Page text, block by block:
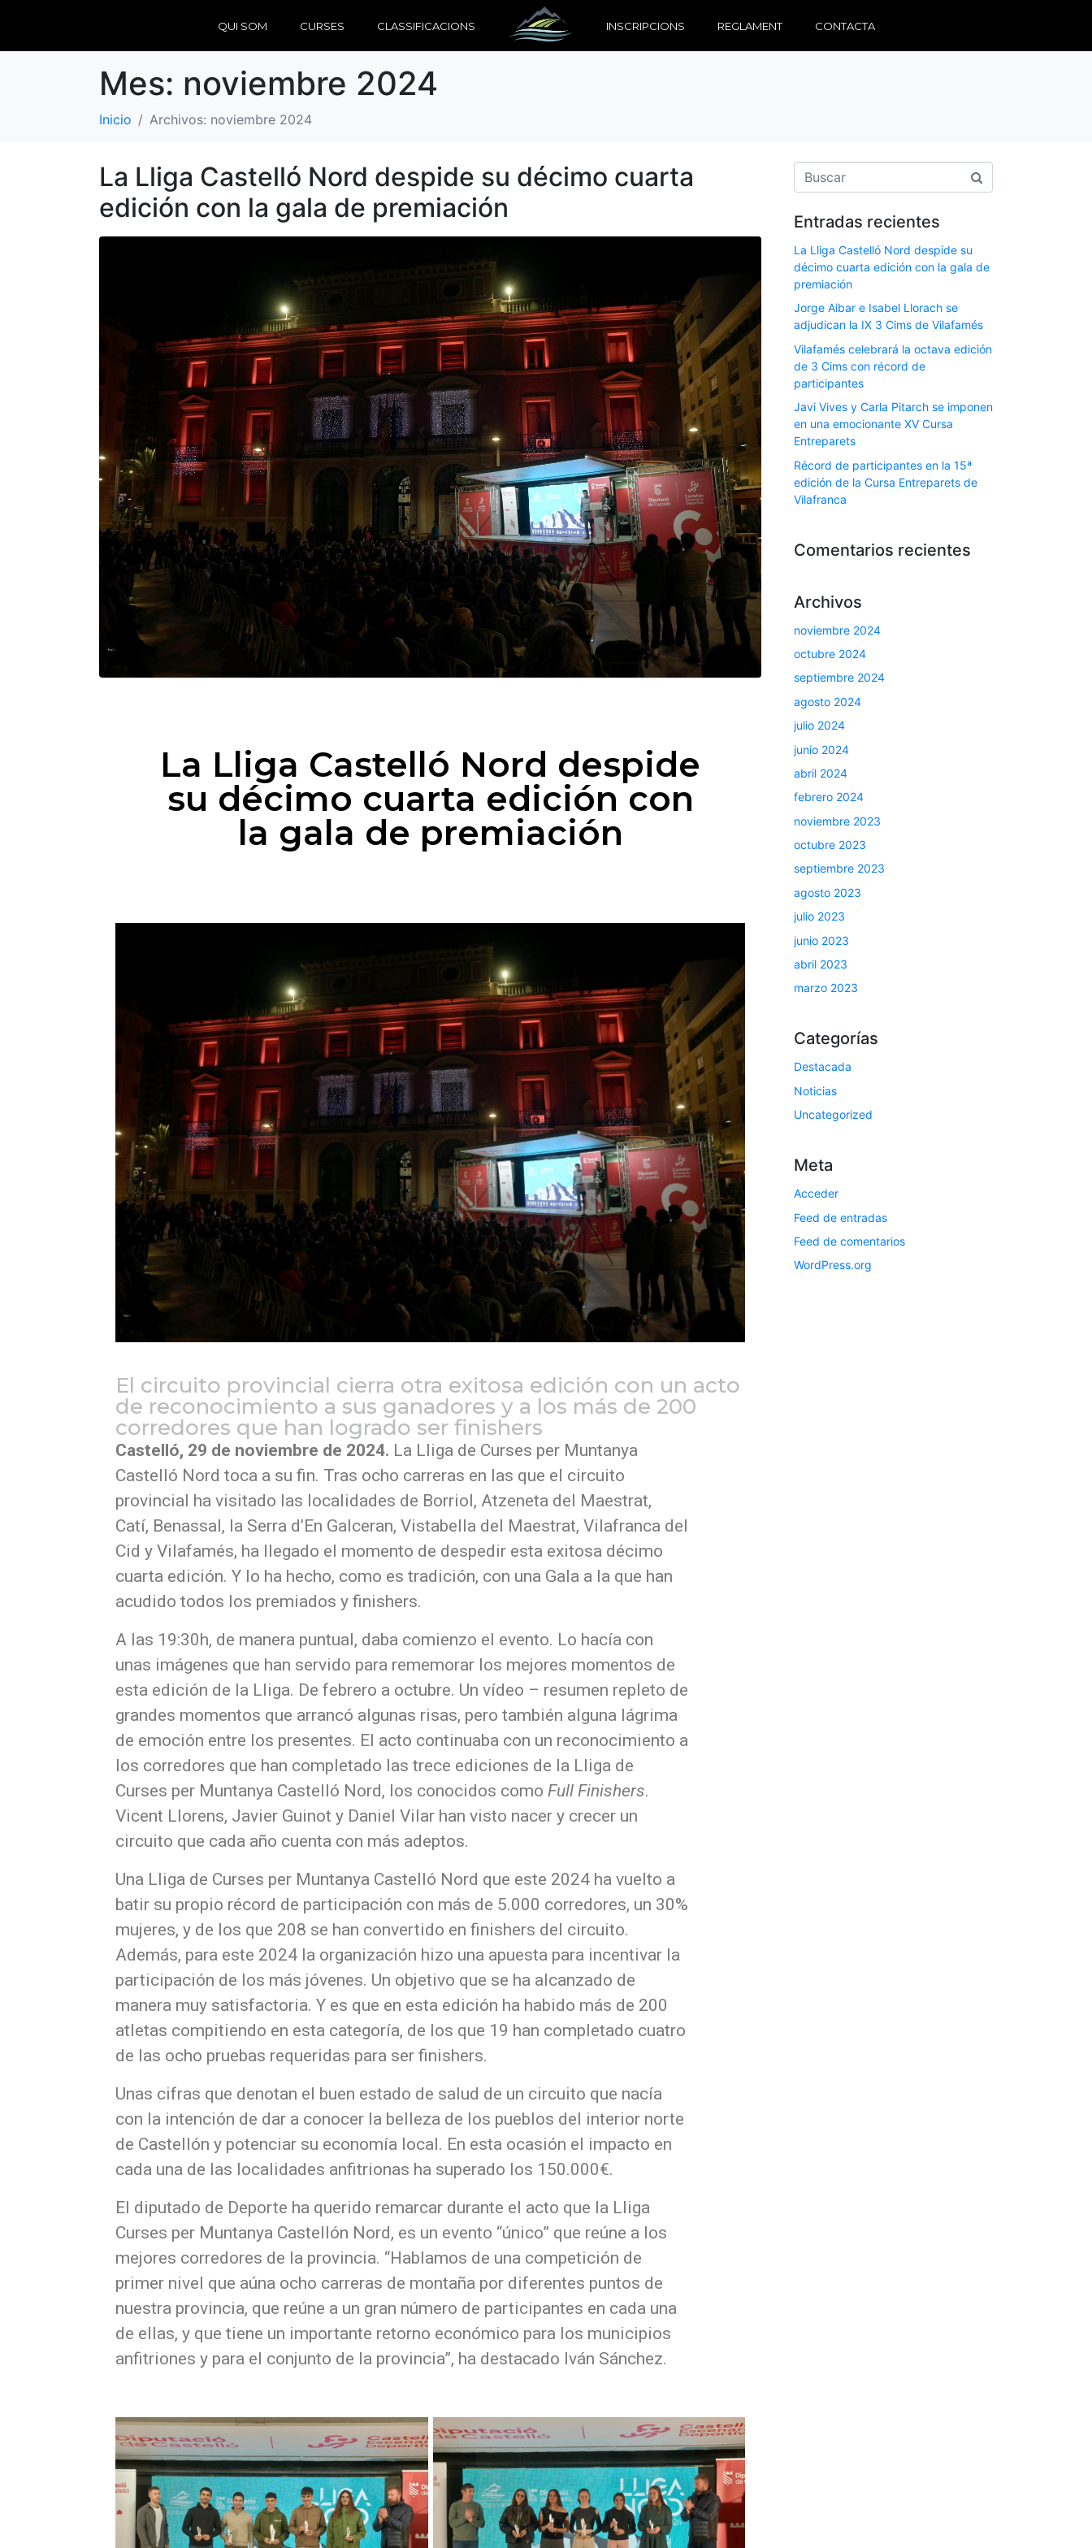
QUI SOM CURSES CLASSIFICACIONS INSCRIPCIONS REGLAMENT CONTACTA
Mes: noviembre 2024
Inicio Archivos: noviembre 2024
La Lliga Castelló Nord despide su décimo cuarta
edición con la gala de premiación
La Lliga Castelló Nord despide
su décimo cuarta edición con
la gala de premiación
El circuito provincial cierra otra exitosa edición con un acto
de reconocimiento a sus ganadores y a los más de 200
corredores que han logrado ser finishers
Castelló, 29 de noviembre de 2024. La Lliga de Curses per Muntanya
Castelló Nord toca a su fin. Tras ocho carreras en las que el circuito
provincial ha visitado las localidades de Borriol, Atzeneta del Maestrat,
Catí, Benassal, la Serra d’En Galceran, Vistabella del Maestrat, Vilafranca del
Cid y Vilafamés, ha llegado el momento de despedir esta exitosa décimo
cuarta edición. Y lo ha hecho, como es tradición, con una Gala a la que han
acudido todos los premiados y finishers.
A las 19:30h, de manera puntual, daba comienzo el evento. Lo hacía con
unas imágenes que han servido para rememorar los mejores momentos de
esta edición de la Lliga. De febrero a octubre. Un vídeo – resumen repleto de
grandes momentos que arrancó algunas risas, pero también alguna lágrima
de emoción entre los presentes. El acto continuaba con un reconocimiento a
los corredores que han completado las trece ediciones de la Lliga de
Curses per Muntanya Castelló Nord, los conocidos como Full Finishers.
Vicent Llorens, Javier Guinot y Daniel Vilar han visto nacer y crecer un
circuito que cada año cuenta con más adeptos.
Una Lliga de Curses per Muntanya Castelló Nord que este 2024 ha vuelto a
batir su propio récord de participación con más de 5.000 corredores, un 30%
mujeres, y de los que 208 se han convertido en finishers del circuito.
Además, para este 2024 la organización hizo una apuesta para incentivar la
participación de los más jóvenes. Un objetivo que se ha alcanzado de
manera muy satisfactoria. Y es que en esta edición ha habido más de 200
atletas compitiendo en esta categoría, de los que 19 han completado cuatro
de las ocho pruebas requeridas para ser finishers.
Unas cifras que denotan el buen estado de salud de un circuito que nacía
con la intención de dar a conocer la belleza de los pueblos del interior norte
de Castellón y potenciar su economía local. En esta ocasión el impacto en
cada una de las localidades anfitrionas ha superado los 150.000€.
El diputado de Deporte ha querido remarcar durante el acto que la Lliga
Curses per Muntanya Castellón Nord, es un evento “único” que reúne a los
mejores corredores de la provincia. “Hablamos de una competición de
primer nivel que aúna ocho carreras de montaña por diferentes puntos de
nuestra provincia, que reúne a un gran número de participantes en cada una
de ellas, y que tiene un importante retorno económico para los municipios
anfitriones y para el conjunto de la provincia”, ha destacado Iván Sánchez.
Entradas recientes
La Lliga Castelló Nord despide su
décimo cuarta edición con la gala de
premiación
Jorge Aibar e Isabel Llorach se
adjudican la IX 3 Cims de Vilafamés
Vilafamés celebrará la octava edición
de 3 Cims con récord de
participantes
Javi Vives y Carla Pitarch se imponen
en una emocionante XV Cursa
Entreparets
Récord de participantes en la 15ª
edición de la Cursa Entreparets de
Vilafranca
Comentarios recientes
Archivos
noviembre 2024
octubre 2024
septiembre 2024
agosto 2024
julio 2024
junio 2024
abril 2024
febrero 2024
noviembre 2023
octubre 2023
septiembre 2023
agosto 2023
julio 2023
junio 2023
abril 2023
marzo 2023
Categorías
Destacada
Noticias
Uncategorized
Meta
Acceder
Feed de entradas
Feed de comentarios
WordPress.org